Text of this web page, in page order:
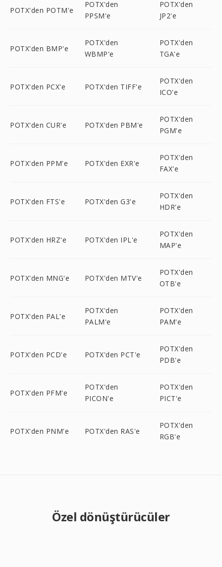
POTX'den POTM'e
POTX'den
PPSM'e
POTX'den
JP2'e
POTX'den BMP'e
POTX'den
WBMP'e
POTX'den
TGA'e
POTX'den PCX'e POTX'den TIFF'e
POTX'den
ICO'e
POTX'den CUR'e POTX'den PBM'e
POTX'den
PGM'e
POTX'den PPM'e POTX'den EXR'e
POTX'den
FAX'e
POTX'den FTS'e POTX'den G3'e
POTX'den
HDR'e
POTX'den HRZ'e POTX'den IPL'e
POTX'den
MAP'e
POTX'den MNG'e POTX'den MTV'e
POTX'den
OTB'e
POTX'den PAL'e
POTX'den
PALM'e
POTX'den
PAM'e
POTX'den PCD'e POTX'den PCT'e
POTX'den
PDB'e
POTX'den PFM'e
POTX'den
PICON'e
POTX'den
PICT'e
POTX'den PNM'e POTX'den RAS'e
POTX'den
RGB'e
Özel dönüştürücüler